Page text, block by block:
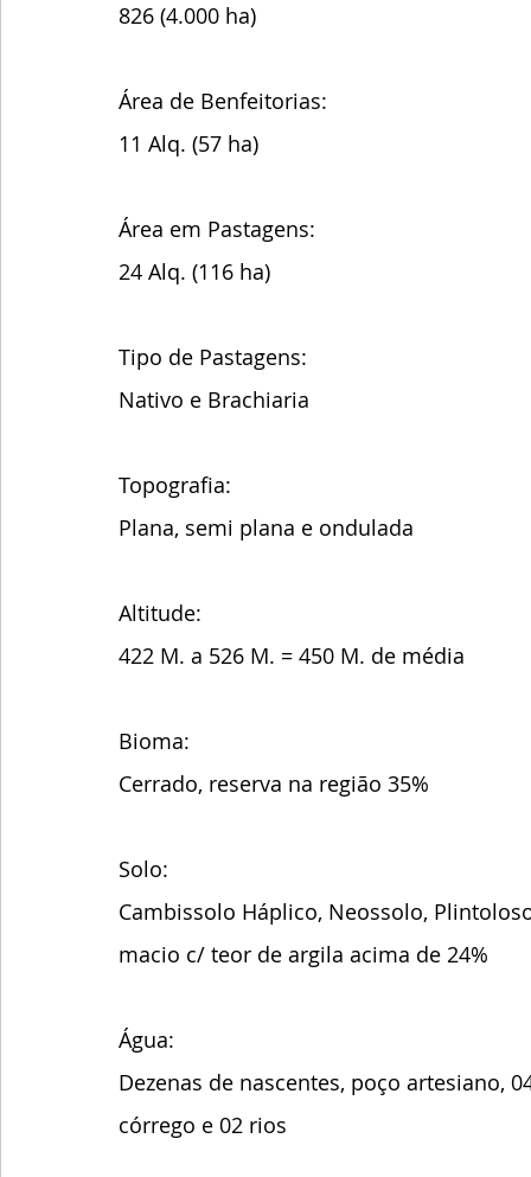
826 (4.000 ha)
Área de Benfeitorias:
11 Alq. (57 ha)
Área em Pastagens:
24 Alq. (116 ha)
Tipo de Pastagens:
Nativo e Brachiaria
Topografia:
Plana, semi plana e ondulada
Altitude:
422 M. a 526 M. = 450 M. de média
Bioma:
Cerrado, reserva na região 35%
Solo:
Cambissolo Háplico, Neossolo,
macio c/ teor de argila acima de 24%
Água:
Dezenas de nascentes, poço artesiano,
córrego e 02 rios